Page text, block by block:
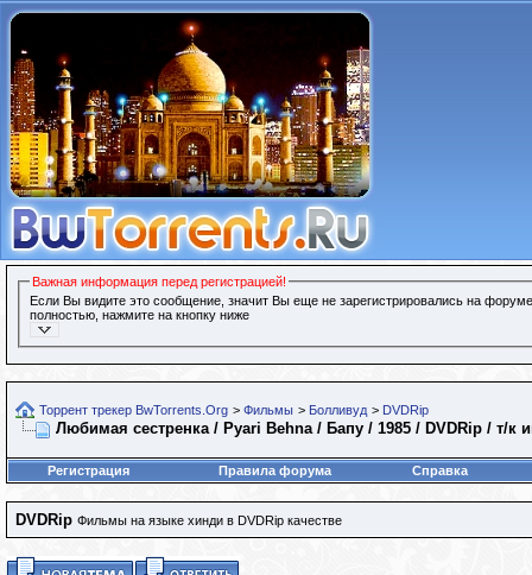
Важная информация перед регистрацией!
Если Вы видите это сообщение, значит Вы еще не зарегистрировались на
полностью, нажмите на кнопку ниже
Торрент трекер BwTorrents.Org > Фильмы > Болливуд > DVDRip
Любимая сестренка / Pyari Behna / Бапу / 1985 / DVDRip / т/к
Регистрация Правила форума Справка
DVDRip Фильмы на языке хинди в DVDRip качестве